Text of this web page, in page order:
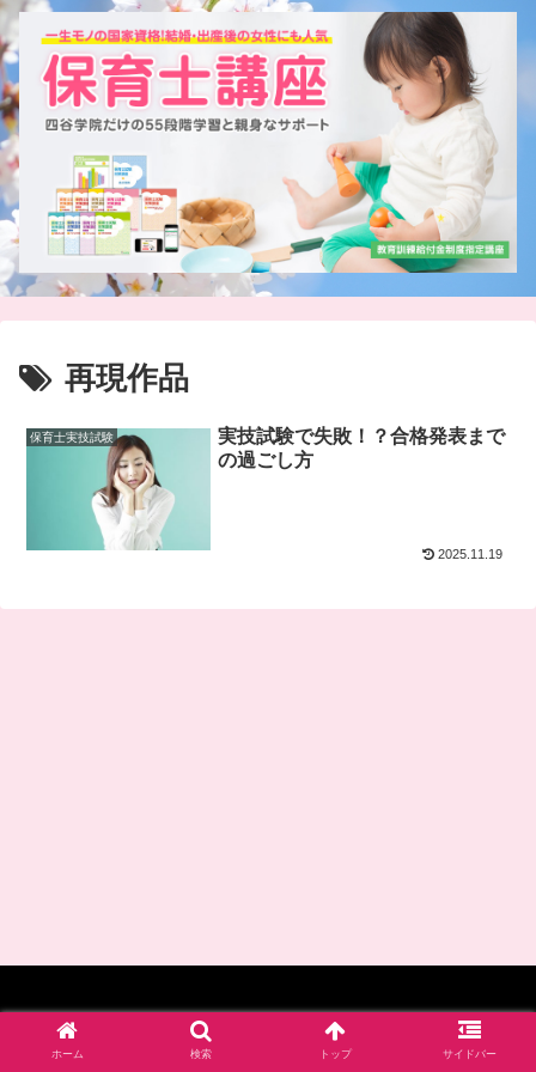
再現作品
保育士実技試験
実技試験で失敗！？合格発表まで
の過ごし方
2025.11.19
© 2017-2026 四谷学院保育士試験対策講座_公式ブログ.
ホーム 検索 トップ サイドバー